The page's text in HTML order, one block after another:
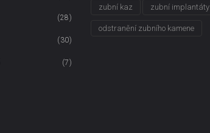
(28)
(30)
(7)
zubní kaz zubní implantáty
odstranění zubního kamene